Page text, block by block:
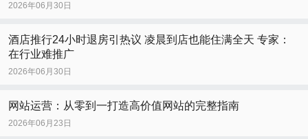
2026年06月30日
酒店推行24小时退房引热议 凌晨到店也能住满全天 专家：
在行业难推广
2026年06月30日
网站运营：从零到一打造高价值网站的完整指南
2026年06月23日